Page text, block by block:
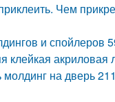
Чем
и спойлеров
клейкая акриловая
молдинг на дверь